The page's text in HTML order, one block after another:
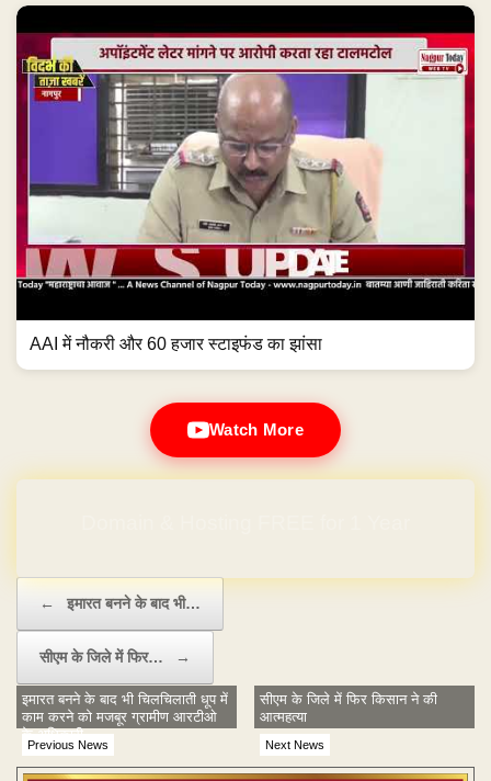
AAI में नौकरी और 60 हजार स्टाइफंड का झांसा
Watch More
← इमारत बनने के बाद भी…
सीएम के जिले में फिर… →
Previous News
इमारत बनने के बाद भी चिलचिलाती धूप में
काम करने को मजबूर ग्रामीण आरटीओ
के अधिकारी
Next News
सीएम के जिले में फिर किसान ने की
आत्महत्या